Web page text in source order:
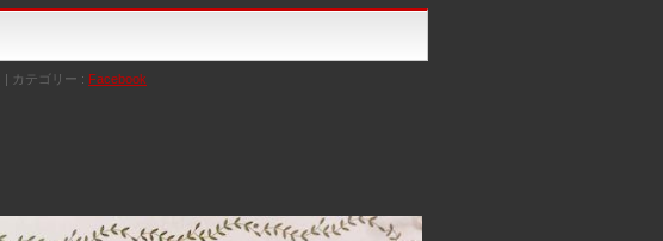
カテゴリー : Facebook